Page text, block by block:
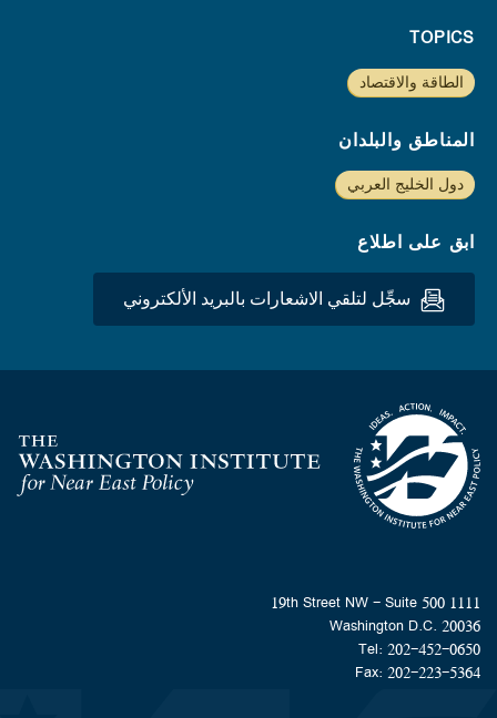
TOPICS
الطاقة والاقتصاد
المناطق والبلدان
دول الخليج العربي
ابق على اطلاع
سجِّل لتلقي الاشعارات بالبريد الألكتروني
Homepage
1111 19th Street NW - Suite 500
Washington D.C. 20036
Tel: 202-452-0650
Fax: 202-223-5364